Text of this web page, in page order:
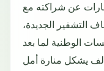
عن شراكته مع
التشفير الجديدة،
الوطنية لما بعد
يشكل منارة أمل